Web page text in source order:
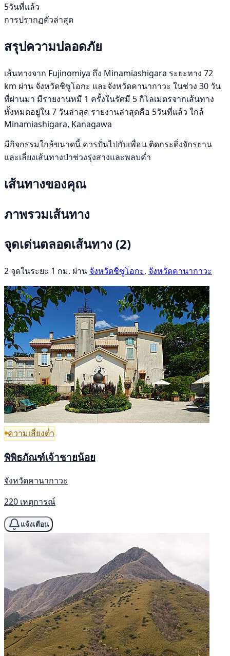
5วันที่แล้ว
การปรากฏตัวล่าสุด
สรุปความปลอดภัย
เส้นทางจาก Fujinomiya ถึง Minamiashigara ระยะทาง 72
km ผ่าน จังหวัดชิซูโอกะ และจังหวัดคานากาวะ ในช่วง 30 วัน
ที่ผ่านมา มีรายงานหมี 1 ครั้งในรัศมี 5 กิโลเมตรจากเส้นทาง
ทั้งหมดอยู่ใน 7 วันล่าสุด รายงานล่าสุดคือ 5วันที่แล้ว ใกล้
Minamiashigara, Kanagawa
มีกิจกรรมใกล้ขนาดนี้ ควรปั่นไปกับเพื่อน ติดกระดิ่งจักรยาน
และเลี่ยงเส้นทางป่าช่วงรุ่งสางและพลบค่ำ
เส้นทางของคุณ
ภาพรวมเส้นทาง
จุดเด่นตลอดเส้นทาง (2)
2 จุดในระยะ 1 กม. ผ่าน จังหวัดชิซูโอกะ, จังหวัดคานากาวะ
ความเสี่ยงต่ำ
พิพิธภัณฑ์เจ้าชายน้อย
จังหวัดคานากาวะ
220 เหตุการณ์
แจ้งเตือน